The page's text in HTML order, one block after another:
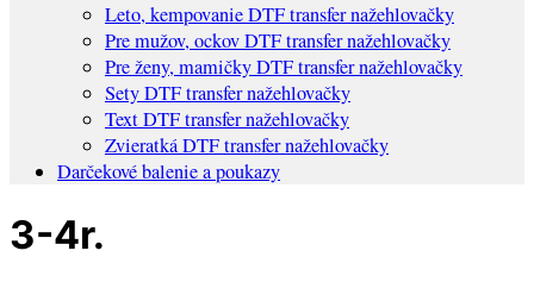
Leto, kempovanie DTF transfer nažehlovačky
Pre mužov, ockov DTF transfer nažehlovačky
Pre ženy, mamičky DTF transfer nažehlovačky
Sety DTF transfer nažehlovačky
Text DTF transfer nažehlovačky
Zvieratká DTF transfer nažehlovačky
Darčekové balenie a poukazy
3-4r.